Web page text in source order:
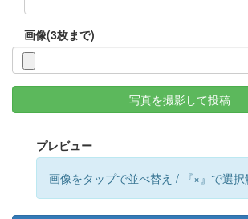
画像(3枚まで)
写真を撮影して投稿
プレビュー
画像をタップで並べ替え / 『×』で選択